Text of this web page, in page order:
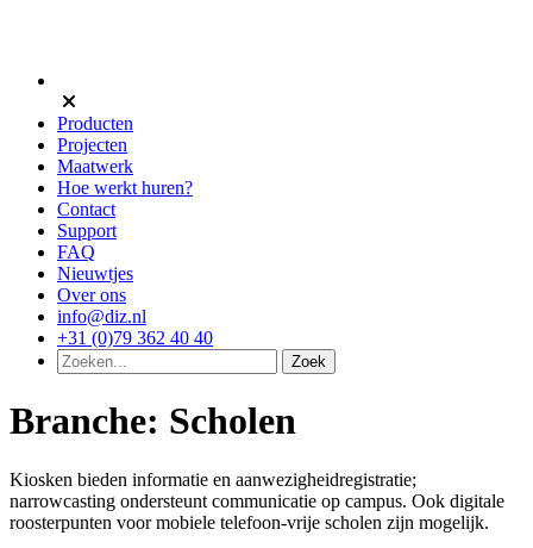
Producten
Projecten
Maatwerk
Hoe werkt huren?
Contact
Support
FAQ
Nieuwtjes
Over ons
info@diz.nl
+31 (0)79 362 40 40
Branche: Scholen
Kiosken bieden informatie en aanwezigheidregistratie;
narrowcasting ondersteunt communicatie op campus. Ook digitale
roosterpunten voor mobiele telefoon-vrije scholen zijn mogelijk.